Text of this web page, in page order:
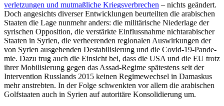
verletzungen und mutmaßliche Kriegs­verbrechen – nichts geändert.
Doch ange­sichts diverser Entwicklungen beurteilten die arabischen
Staaten die Lage nunmehr anders: die militärische Niederlage der
syrischen Opposition, die verstärkte Ein­fluss­nahme nichtarabischer
Staaten in Syrien, die verheerenden regionalen Aus­wirkungen der
von Syrien ausgehenden Destabilisierung und die Covid-19-Pande­
mie. Dazu trug auch die Einsicht bei, dass die USA und die EU trotz
ihrer Mobilisierung gegen das Assad-Regime spätestens seit der
Intervention Russlands 2015 keinen Regimewechsel in Damaskus
mehr anstreb­ten. In der Folge schwenkten vor allem die arabischen
Golfstaaten auch in Syrien auf autoritäre Konsolidierung um.